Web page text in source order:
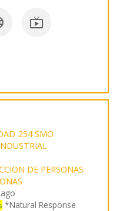

254 SMO
DE PERSONAS
*Natural Response